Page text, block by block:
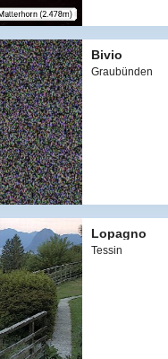
Bivio
Graubünden
Lopagno
Tessin